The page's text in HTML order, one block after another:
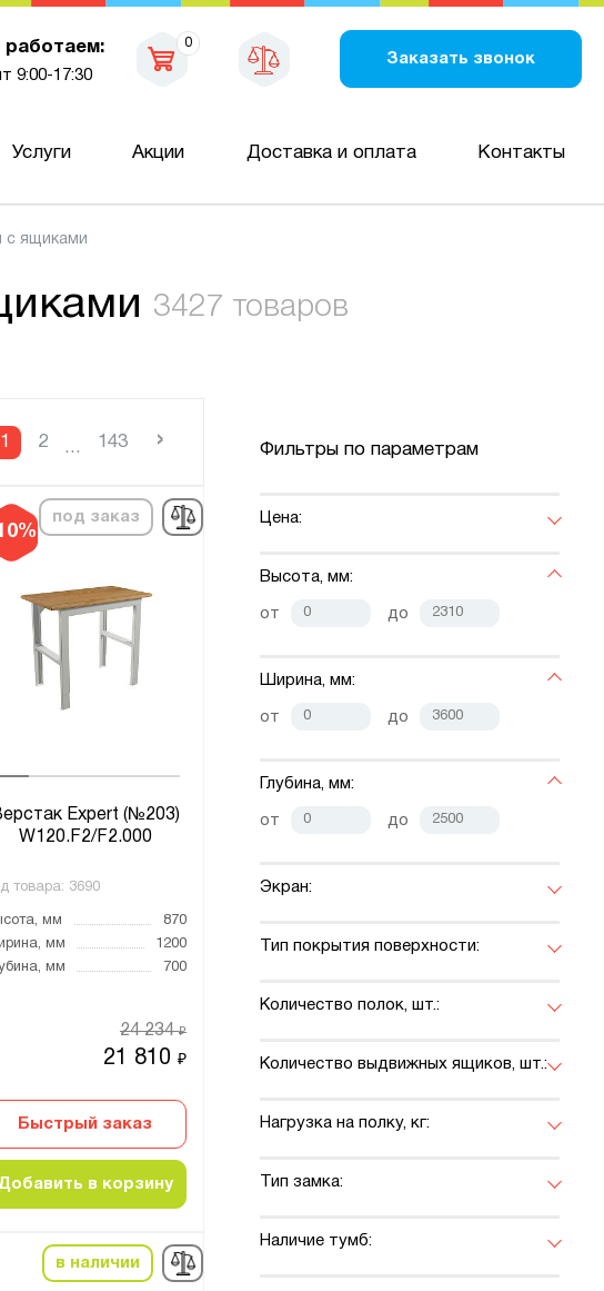
9:00-17:30
0
Заказать звонок
Услуги Акции Доставка и оплата Контакты
с ящиками
3427 товаров
1 2 ... 143 ›
под заказ
Expert (№203)
W120.F2/F2.000
товара: 3690
мм
870
мм
1200
мм
700
21 810 ₽
24 234₽
Быстрый заказ
в корзину
в наличии
Фильтры по параметрам
Цена:
Высота, мм:
от до
Ширина, мм:
от до
Глубина, мм:
от до
Экран:
Тип покрытия поверхности:
Количество полок, шт.:
Количество выдвижных ящиков, шт.:
Нагрузка на полку, кг:
Тип замка:
Наличие тумб: